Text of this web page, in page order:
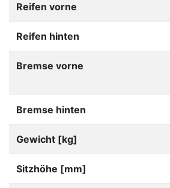
Reifen vorne
Reifen hinten
Bremse vorne
Bremse hinten
Gewicht [kg]
Sitzhöhe [mm]